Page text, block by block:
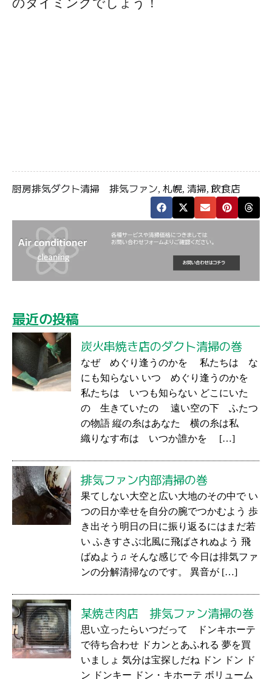
厨房排気ダクト清掃 排気ファン, 札幌, 清掃, 飲食店
最近の投稿
炭火串焼き店のダクト清掃の巻
なぜ めぐり逢うのかを 私たちは な
にも知らない いつ めぐり逢うのかを
私たちは いつも知らない どこにいた
の 生きていたの 遠い空の下 ふたつ
の物語 縦の糸はあなた 横の糸は私
織りなす布は いつか誰かを […]
排気ファン内部清掃の巻
果てしない大空と広い大地のその中で い
つの日か幸せを自分の腕でつかむよう 歩
き出そう明日の日に振り返るにはまだ若
い ふきすさぶ北風に飛ばされぬよう 飛
ばぬよう♫ そんな感じで 今日は排気ファ
ンの分解清掃なのです。 異音が […]
某焼き肉店 排気ファン清掃の巻
思い立ったらいつだって ドンキホーテ
で待ち合わせ ドカンとあふれる 夢を買
いましょ 気分は宝探しだね ドン ドン ド
ン ドンキー ドン・キホーテ ボリューム